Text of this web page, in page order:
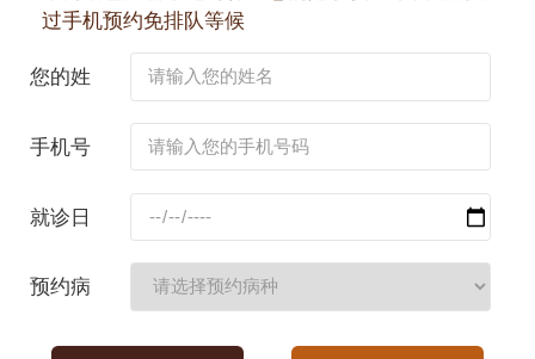
过手机预约免排队等候
您的姓
手机号
就诊日
预约病